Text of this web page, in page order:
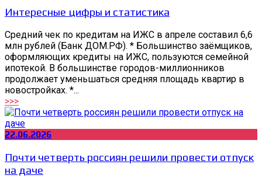
Интересные цифры и статистика
Средний чек по кредитам на ИЖС в апреле составил 6,6
млн рублей (Банк ДОМ.РФ). * Большинство заёмщиков,
оформляющих кредиты на ИЖС, пользуются семейной
ипотекой. В большинстве городов-миллионников
продолжает уменьшаться средняя площадь квартир в
новостройках. *...
>>>
22.06.2026
Почти четверть россиян решили провести отпуск
на даче